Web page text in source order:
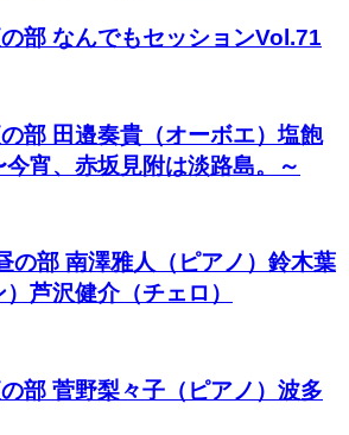
部 なんでもセッションVol.71
部 田邉奏貴（オーボエ）塩飽
宵、赤坂見附は淡路島。～
の部 南澤雅人（ピアノ）鈴木葉
芦沢健介（チェロ）
部 菅野梨々子（ピアノ）波多